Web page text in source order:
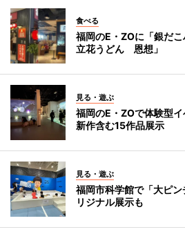
食べる
福岡のE・ZOに「銀だ
立花うどん 恩想」
見る・遊ぶ
福岡のE・ZOで体験型
新作含む15作品展示
見る・遊ぶ
福岡市科学館で「大ピ
リジナル展示も